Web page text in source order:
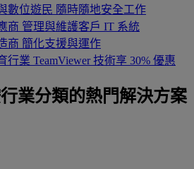
數位遊民 隨時隨地安全工作
商 管理與維護客戶 IT 系統
商 簡化支援與運作
行業 TeamViewer 技術享 30% 優惠
業分類的熱門解決方案